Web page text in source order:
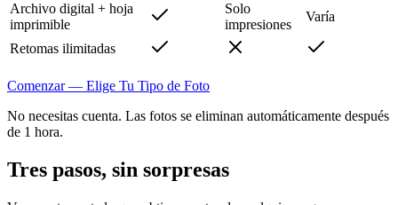
Archivo digital + hoja
imprimible
Solo
impresiones
Varía
Retomas ilimitadas
Comenzar — Elige Tu Tipo de Foto
No necesitas cuenta. Las fotos se eliminan automáticamente después
de 1 hora.
Tres pasos, sin sorpresas